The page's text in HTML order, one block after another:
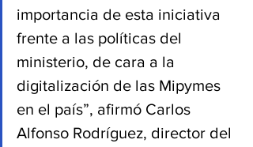
importancia de esta iniciativa
frente a las políticas del
ministerio, de cara a la
digitalización de las Mipymes
en el país”, afirmó Carlos
Alfonso Rodríguez, director del